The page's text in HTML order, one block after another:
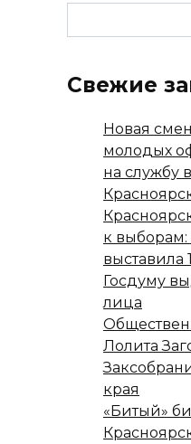
Свежие
Новая
молодых
на службу
к выборам:
выставила
Госдуму
лица
Лолита
края
«Битый»